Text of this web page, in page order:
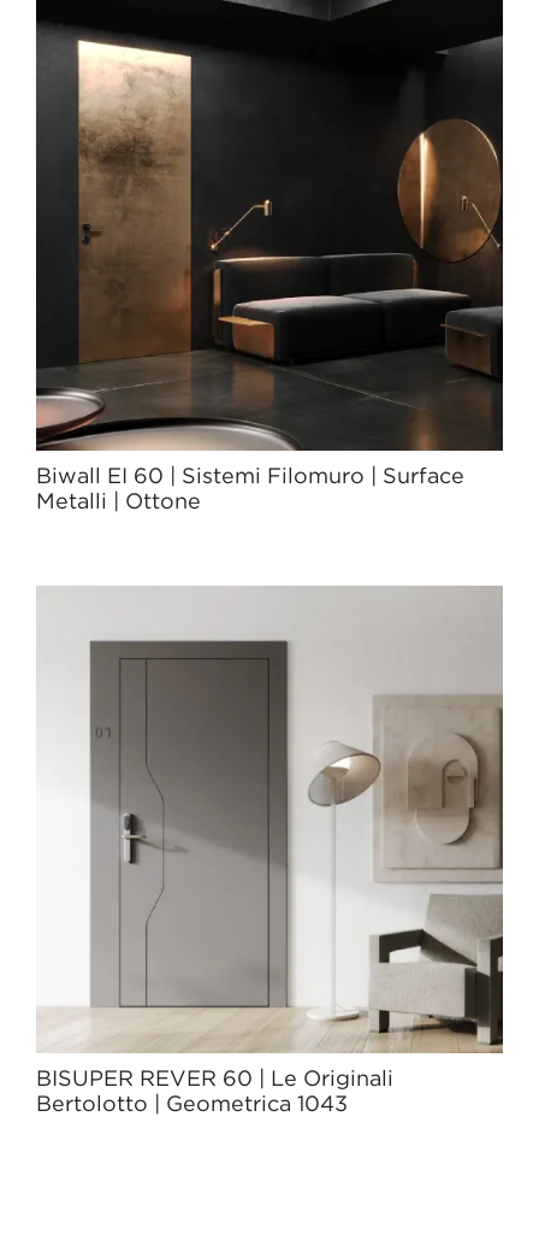
Biwall EI 60 | Sistemi Filomuro | Surface
Metalli | Ottone
BISUPER REVER 60 | Le Originali
Bertolotto | Geometrica 1043